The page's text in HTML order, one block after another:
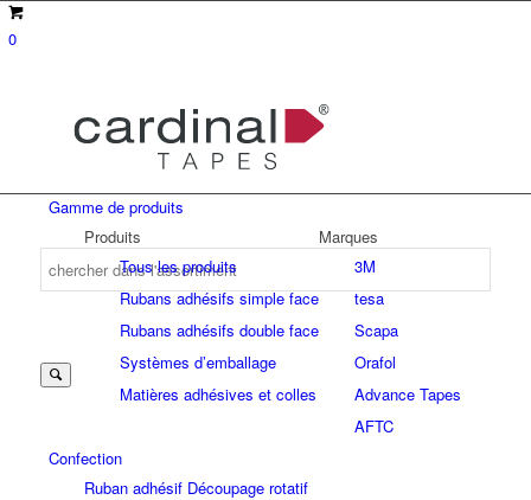
0
Gamme de produits
Produits
Tous les produits
Rubans adhésifs simple face
Rubans adhésifs double face
Systèmes d’emballage
Matières adhésives et colles
Marques
3M
tesa
Scapa
Orafol
Advance Tapes
AFTC
Confection
Ruban adhésif Découpage rotatif